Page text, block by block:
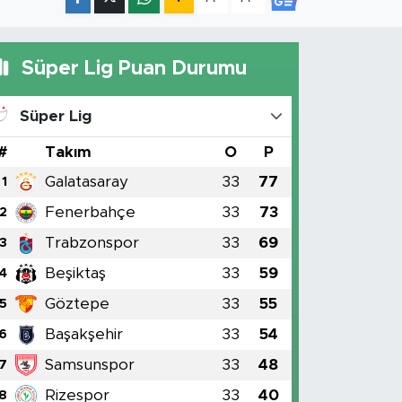
Süper Lig Puan Durumu
Süper Lig
Takım O P
1 Galatasaray 33 77
2 Fenerbahçe 33 73
3 Trabzonspor 33 69
Beşiktaş 33 59
5 Göztepe 33 55
6 Başakşehir 33 54
7 Samsunspor 33 48
8 Rizespor 33 40